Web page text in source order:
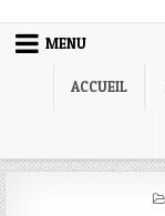
MENU
ACCUEIL